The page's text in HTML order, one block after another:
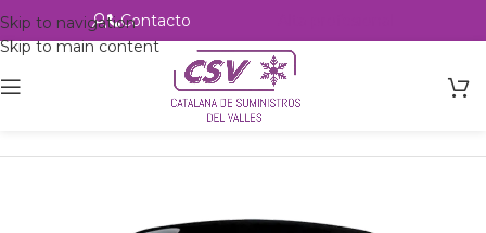
Skip to navigation
Skip to main content
Contacto
Refrigeración Compresores